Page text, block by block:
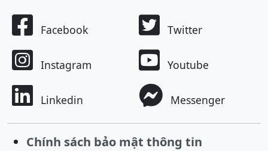
Facebook Twitter
Instagram Youtube
Linkedin Messenger
Chính sách bảo mật thông tin